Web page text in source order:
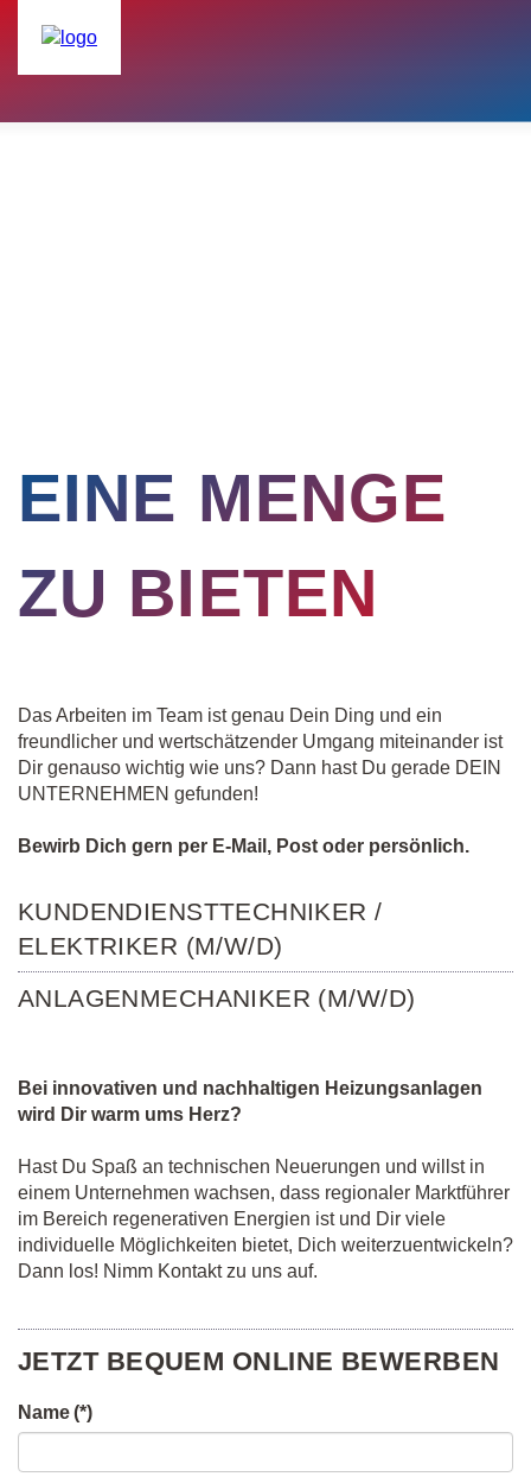
EINE MENGE
ZU BIETEN
Das Arbeiten im Team ist genau Dein Ding und ein
freundlicher und wertschätzender Umgang miteinander ist
Dir genauso wichtig wie uns? Dann hast Du gerade DEIN
UNTERNEHMEN gefunden!
Bewirb Dich gern per E-Mail, Post oder persönlich.
KUNDENDIENSTTECHNIKER /
ELEKTRIKER (M/W/D)
ANLAGENMECHANIKER (M/W/D)
Bei innovativen und nachhaltigen Heizungsanlagen
wird Dir warm ums Herz?
Hast Du Spaß an technischen Neuerungen und willst in
einem Unternehmen wachsen, dass regionaler Marktführer
im Bereich regenerativen Energien ist und Dir viele
individuelle Möglichkeiten bietet, Dich weiterzuentwickeln?
Dann los! Nimm Kontakt zu uns auf.
JETZT BEQUEM ONLINE BEWERBEN
Name(*)